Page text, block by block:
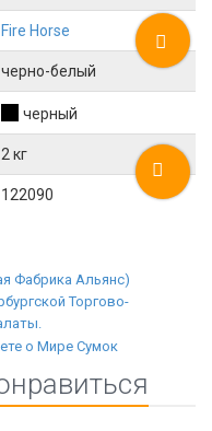
Fire Horse
черно-белый
черный
2 кг
122090